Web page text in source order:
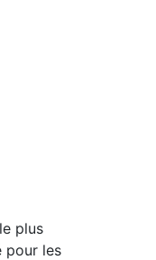
plus
pour les